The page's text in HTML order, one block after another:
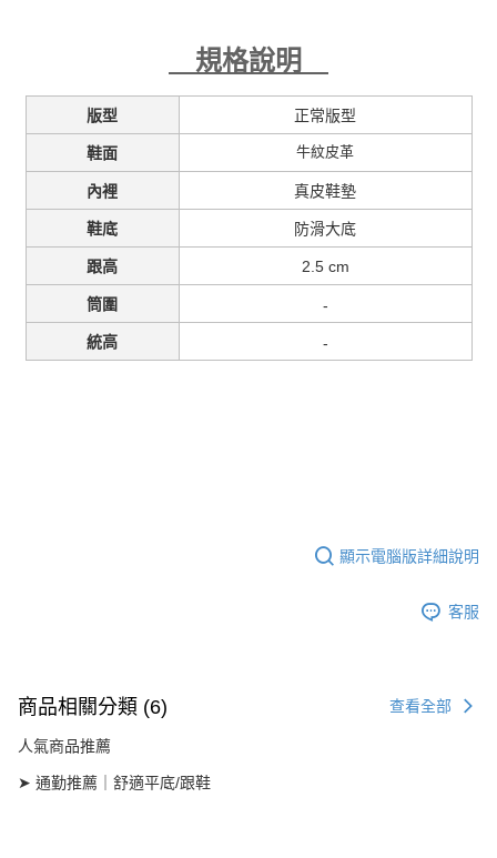
規格說明
版型 正常版型
鞋面 牛紋皮革
內裡 真皮鞋墊
鞋底 防滑大底
跟高 2.5 cm
筒圍 -
統高 -
顯示電腦版詳細說明
客服
商品相關分類 (6) 查看全部
人氣商品推薦
➤ 通勤推薦｜舒適平底/跟鞋